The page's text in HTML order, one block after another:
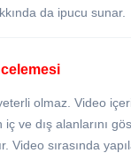
da ipucu sunar.
olmaz. Video
ve dış alanlarını
Video sırasında